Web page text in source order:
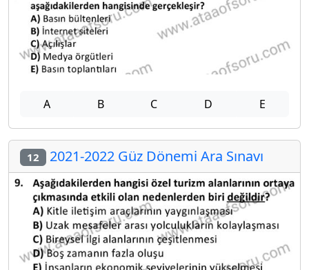
A B C D E
12 2021-2022 Güz Dönemi Ara Sınavı